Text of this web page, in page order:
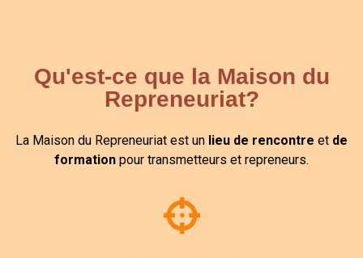
Qu'est-ce que la Maison du
Repreneuriat?
La Maison du Repreneuriat est un lieu de rencontre et de
formation pour transmetteurs et repreneurs.